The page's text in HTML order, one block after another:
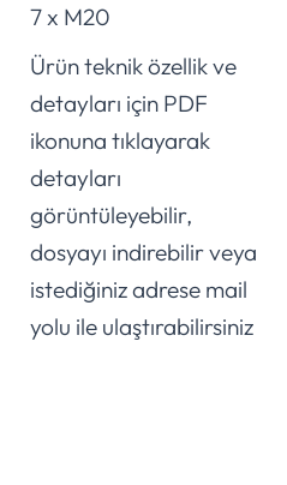
7 x M20
Ürün teknik özellik ve
detayları için PDF
ikonuna tıklayarak
detayları
görüntüleyebilir,
dosyayı indirebilir veya
istediğiniz adrese mail
yolu ile ulaştırabilirsiniz